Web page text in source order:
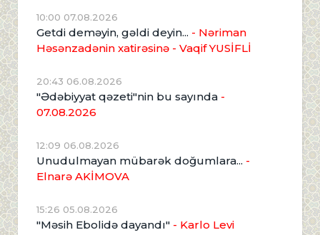
10:00 07.08.2026
Getdi deməyin, gəldi deyin... - Nəriman
Həsənzadənin xatirəsinə - Vaqif YUSİFLİ
20:43 06.08.2026
"Ədəbiyyat qəzeti"nin bu sayında -
07.08.2026
12:09 06.08.2026
Unudulmayan mübarək doğumlara... -
Elnarə AKİMOVA
15:26 05.08.2026
"Məsih Ebolidə dayandı" - Karlo Levi